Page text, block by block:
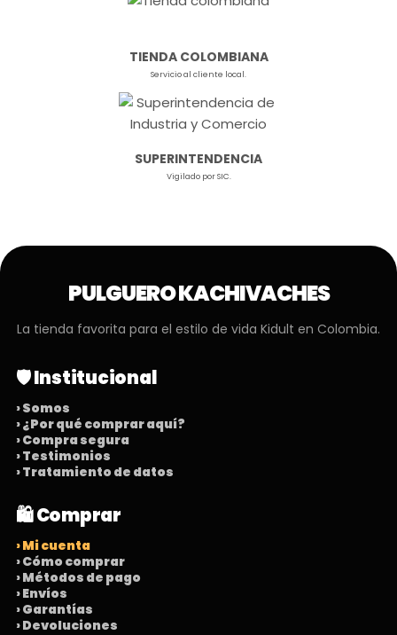
TIENDA COLOMBIANA
Servicio al cliente local.
SUPERINTENDENCIA
Vigilado por SIC.
PULGUERO KACHIVACHES
La tienda favorita para el estilo de vida Kidult en Colombia.
🛡️ Institucional
› Somos
› ¿Por qué comprar aquí?
› Compra segura
› Testimonios
› Tratamiento de datos
🛍️ Comprar
› Mi cuenta
› Cómo comprar
› Métodos de pago
› Envíos
› Garantías
› Devoluciones